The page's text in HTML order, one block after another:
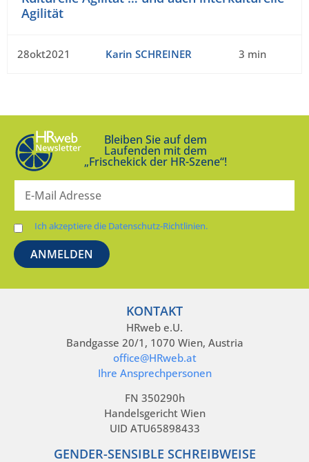
Agilität
28okt2021 Karin SCHREINER 3 min
Bleiben Sie auf dem
Laufenden mit dem
„Frischekick der HR-Szene“!
Ich akzeptiere die Datenschutz-Richtlinien.
KONTAKT
HRweb e.U.
Bandgasse 20/1, 1070 Wien, Austria
office@HRweb.at
Ihre Ansprechpersonen
FN 350290h
Handelsgericht Wien
UID ATU65898433
GENDER-SENSIBLE SCHREIBWEISE